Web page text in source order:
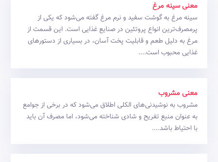
معنی سینه مرغ
سینه مرغ به گوشت سفید و نرم مرغ گفته می‌شود که یکی از
پرمصرف‌ترین انواع پروتئین در صنایع غذایی است. این قسمت از
مرغ به دلیل طعم و قابلیت پخت آسان، در بسیاری از دستورهای
غذایی محبوب است....
معنی مشروب
مشروب به نوشیدنی‌های الکلی اطلاق می‌شود که در برخی از جوامع
به عنوان منبع تفریح و شادی شناخته می‌شود، اما مصرف آن باید
با احتیاط باشد....